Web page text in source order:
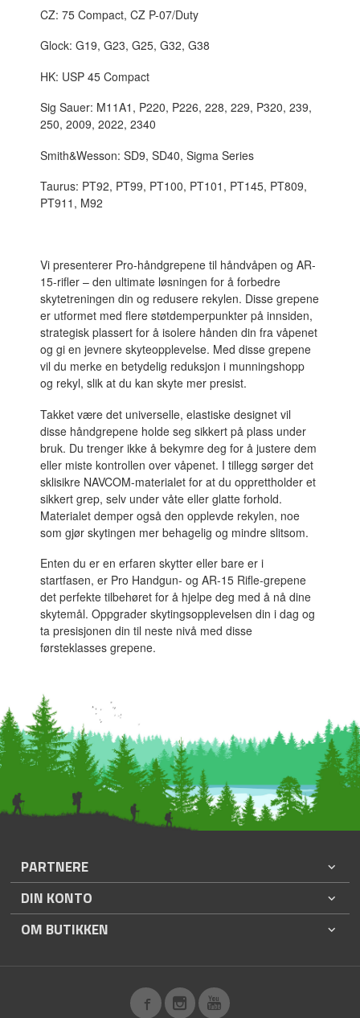
CZ: 75 Compact, CZ P-07/Duty
Glock: G19, G23, G25, G32, G38
HK: USP 45 Compact
Sig Sauer: M11A1, P220, P226, 228, 229, P320, 239,
250, 2009, 2022, 2340
Smith&Wesson: SD9, SD40, Sigma Series
Taurus: PT92, PT99, PT100, PT101, PT145, PT809,
PT911, M92
Vi presenterer Pro-håndgrepene til håndvåpen og AR-
15-rifler – den ultimate løsningen for å forbedre
skytetreningen din og redusere rekylen. Disse grepene
er utformet med flere støtdemperpunkter på innsiden,
strategisk plassert for å isolere hånden din fra våpenet
og gi en jevnere skyteopplevelse. Med disse grepene
vil du merke en betydelig reduksjon i munningshopp
og rekyl, slik at du kan skyte mer presist.
Takket være det universelle, elastiske designet vil
disse håndgrepene holde seg sikkert på plass under
bruk. Du trenger ikke å bekymre deg for å justere dem
eller miste kontrollen over våpenet. I tillegg sørger det
sklisikre NAVCOM-materialet for at du opprettholder et
sikkert grep, selv under våte eller glatte forhold.
Materialet demper også den opplevde rekylen, noe
som gjør skytingen mer behagelig og mindre slitsom.
Enten du er en erfaren skytter eller bare er i
startfasen, er Pro Handgun- og AR-15 Rifle-grepene
det perfekte tilbehøret for å hjelpe deg med å nå dine
skytemål. Oppgrader skytingsopplevelsen din i dag og
ta presisjonen din til neste nivå med disse
førsteklasses grepene.
PARTNERE
DIN KONTO
OM BUTIKKEN